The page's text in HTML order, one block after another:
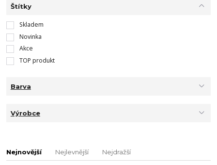
Štítky
Skladem
Novinka
Akce
TOP produkt
Barva
Výrobce
Nejnovější Nejlevnější Nejdražší